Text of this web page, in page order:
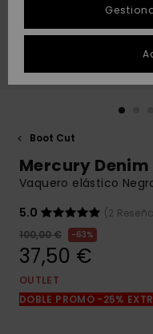
Boot Cut
Mercury Denim
Vaquero elástico
5.0
(2
100,00 €
63%
37,50 €
OUTLET
DOBLE PROMO -25%